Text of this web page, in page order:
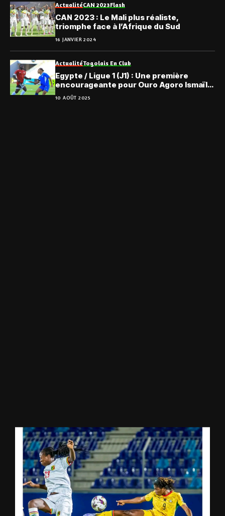
ActualitéCAN 2023Flash
CAN 2023 : Le Mali plus réaliste,
triomphe face à l’Afrique du Sud
16 JANVIER 2024
ActualitéTogolais En Club
Egypte / Ligue 1 (J1) : Une première
encourageante pour Ouro Agoro Ismaïl
avec El Geish
10 AOÛT 2025